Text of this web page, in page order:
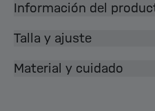
Información del
Talla y ajuste
Material y cuidado